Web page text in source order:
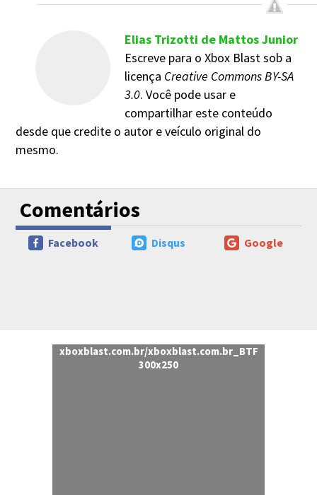
Elias Trizotti de Mattos Junior
Escreve para o Xbox Blast sob a
licença Creative Commons BY-SA
3.0. Você pode usar e
compartilhar este conteúdo
desde que credite o autor e veículo original do
mesmo.
Comentários
Google
Disqus
Facebook
xboxblast.com.br/xboxblast.com.br_BTF
300x250